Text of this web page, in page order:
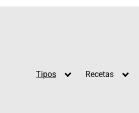
Tipos Recetas